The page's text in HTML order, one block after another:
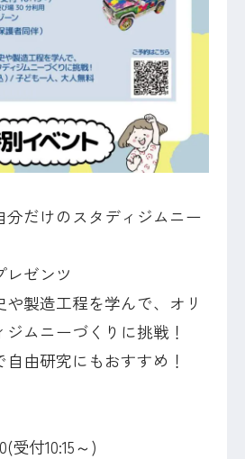
だけのスタディジムニー
レゼンツ
や製造工程を学んで、オリ
ムニーづくりに挑戦！
由研究にもおすすめ！
付10:15～)